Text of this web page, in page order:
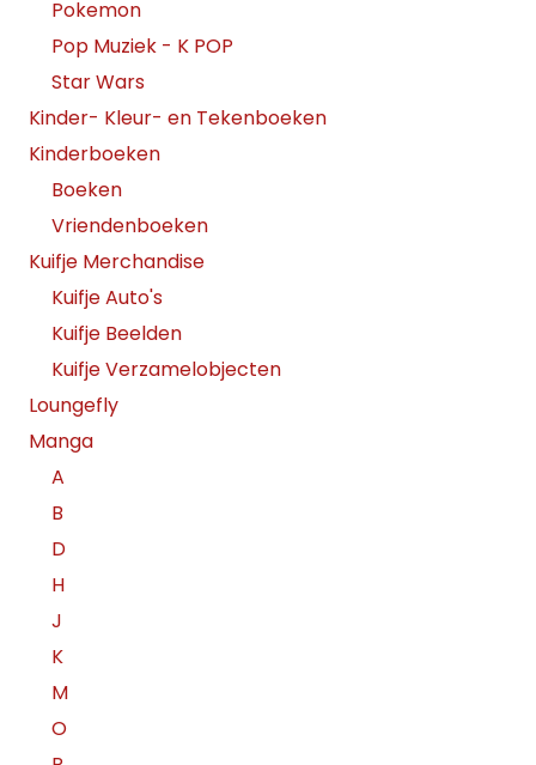
Pokemon
Pop Muziek - K POP
Star Wars
Kinder- Kleur- en Tekenboeken
Kinderboeken
Boeken
Vriendenboeken
Kuifje Merchandise
Kuifje Auto's
Kuifje Beelden
Kuifje Verzamelobjecten
Loungefly
Manga
A
B
D
H
J
K
M
O